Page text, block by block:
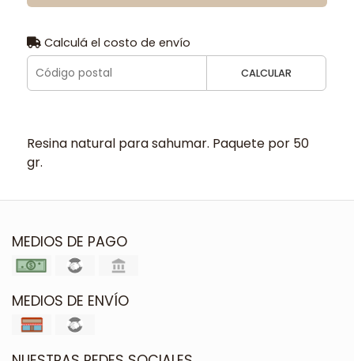
Calculá el costo de envío
CALCULAR
Resina natural para sahumar. Paquete por 50
gr.
MEDIOS DE PAGO
MEDIOS DE ENVÍO